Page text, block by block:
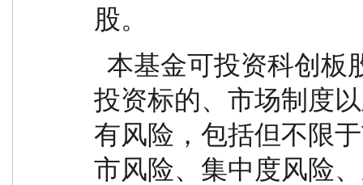
股。
投资标的、市场制度
有风险，包括但不限
市风险、集中度风险